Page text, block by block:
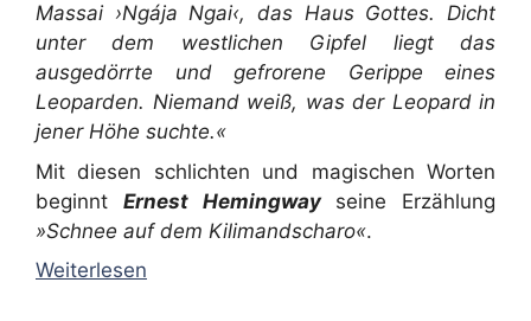
Massai ›Ngája Ngai‹, das Haus Gottes. Dicht
unter dem westlichen Gipfel liegt das
ausgedörrte und gefrorene Gerippe eines
Leoparden. Niemand weiß, was der Leopard in
jener Höhe suchte.«
Mit diesen schlichten und magischen Worten
beginnt Ernest Hemingwayseine Erzählung
»Schnee auf dem Kilimandscharo«.
Weiterlesen